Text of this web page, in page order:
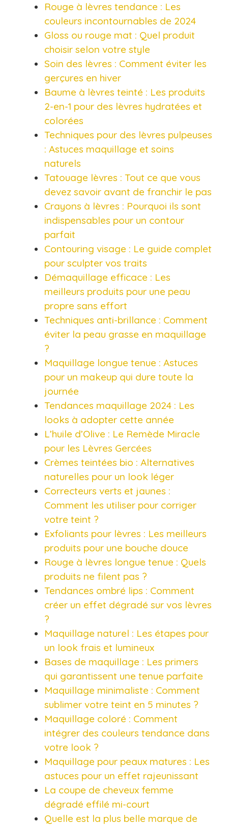
Rouge à lèvres tendance : Les
couleurs incontournables de 2024
Gloss ou rouge mat : Quel produit
choisir selon votre style
Soin des lèvres : Comment éviter les
gerçures en hiver
Baume à lèvres teinté : Les produits
2-en-1 pour des lèvres hydratées et
colorées
Techniques pour des lèvres pulpeuses
: Astuces maquillage et soins
naturels
Tatouage lèvres : Tout ce que vous
devez savoir avant de franchir le pas
Crayons à lèvres : Pourquoi ils sont
indispensables pour un contour
parfait
Contouring visage : Le guide complet
pour sculpter vos traits
Démaquillage efficace : Les
meilleurs produits pour une peau
propre sans effort
Techniques anti-brillance : Comment
éviter la peau grasse en maquillage
?
Maquillage longue tenue : Astuces
pour un makeup qui dure toute la
journée
Tendances maquillage 2024 : Les
looks à adopter cette année
L’huile d’Olive : Le Remède Miracle
pour les Lèvres Gercées
Crèmes teintées bio : Alternatives
naturelles pour un look léger
Correcteurs verts et jaunes :
Comment les utiliser pour corriger
votre teint ?
Exfoliants pour lèvres : Les meilleurs
produits pour une bouche douce
Rouge à lèvres longue tenue : Quels
produits ne filent pas ?
Tendances ombré lips : Comment
créer un effet dégradé sur vos lèvres
?
Maquillage naturel : Les étapes pour
un look frais et lumineux
Bases de maquillage : Les primers
qui garantissent une tenue parfaite
Maquillage minimaliste : Comment
sublimer votre teint en 5 minutes ?
Maquillage coloré : Comment
intégrer des couleurs tendance dans
votre look ?
Maquillage pour peaux matures : Les
astuces pour un effet rajeunissant
La coupe de cheveux femme
dégradé effilé mi-court
Quelle est la plus belle marque de